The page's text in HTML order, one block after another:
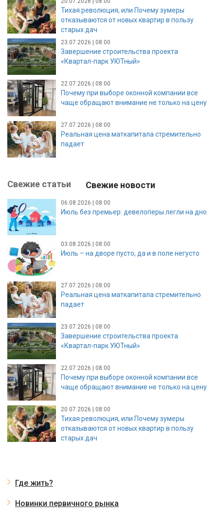
Тихая революция, или Почему зумеры
отказываются от новых квартир в пользу
старых дач
23.07.2026 | 08:00
Завершение строительства проекта
«Квартал-парк УЮТный»
22.07.2026 | 08:00
Почему при выборе оконной компании все
чаще обращают внимание не только на цену
27.07.2026 | 08:00
Реальная цена маткапитала стремительно
падает
Свежие статьи Свежие новости
06.08.2026 | 08:00
Июль без премьер: девелоперы легли на дно
03.08.2026 | 08:00
Июль – на дворе пусто, да и в поле негусто
27.07.2026 | 08:00
Реальная цена маткапитала стремительно
падает
23.07.2026 | 08:00
Завершение строительства проекта
«Квартал-парк УЮТный»
22.07.2026 | 08:00
Почему при выборе оконной компании все
чаще обращают внимание не только на цену
20.07.2026 | 08:00
Тихая революция, или Почему зумеры
отказываются от новых квартир в пользу
старых дач
Где жить?
Новинки первичного рынка